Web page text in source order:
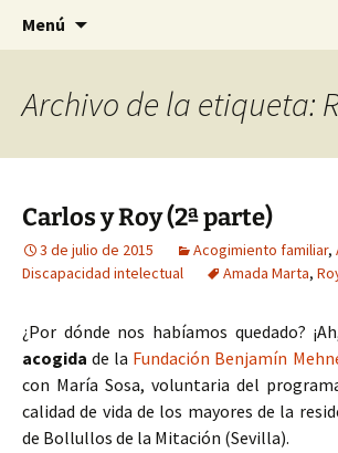
HABIER – Vínculo
animal:
Formación e
HABIER – Human-animal bond
interventions, education &
Menú
Archivo de la etiqueta:
Carlos y Roy (2ª parte)
3 de julio de 2015 Acogimiento familiar,
Discapacidad intelectual
Amada Marta,
¿Por dónde nos habíamos quedado?
acogida de la Fundación Benjamín
con María Sosa, voluntaria del
calidad de vida de los mayores de la
de Bollullos de la Mitación (Sevilla).